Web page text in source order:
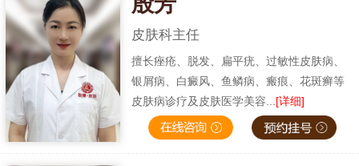
皮肤科主任
擅长痤疮、脱发、扁平疣、过敏性皮肤病、
银屑病、白癜风、鱼鳞病、瘢痕、花斑癣等
皮肤病诊疗及皮肤医学美容... [详细]